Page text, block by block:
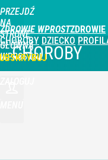
PRZEJDŹ
NA
STRONĘ
GŁÓWNĄ
WPROST.PL
ZDROWIE WPROST
CHOROBY DZIECKO
CHOROBY